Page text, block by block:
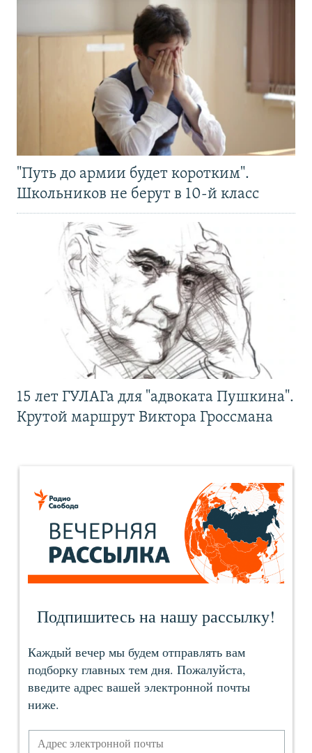
"Путь до армии будет коротким".
Школьников не берут в 10-й класс
15 лет ГУЛАГа для "адвоката Пушкина".
Крутой маршрут Виктора Гроссмана